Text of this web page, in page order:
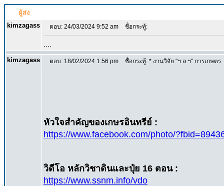
ผู้ส่ง
kimzagass
ตอบ: 24/03/2024 9:52 am ชื่อกระทู้:
kimzagass ตอบ: 18/02/2024 1:56 pm ชื่อกระทู้: * งานวิจัย "ฯ ล ฯ" การเกษตร
หัวใจสำคัญของเกษรอินทรีย์ :
https://www.facebook.com/photo/
วิดีโอ หลักวิชาดินและปุ๋ย 16 ตอน :
https://www.ssnm.info/vdo